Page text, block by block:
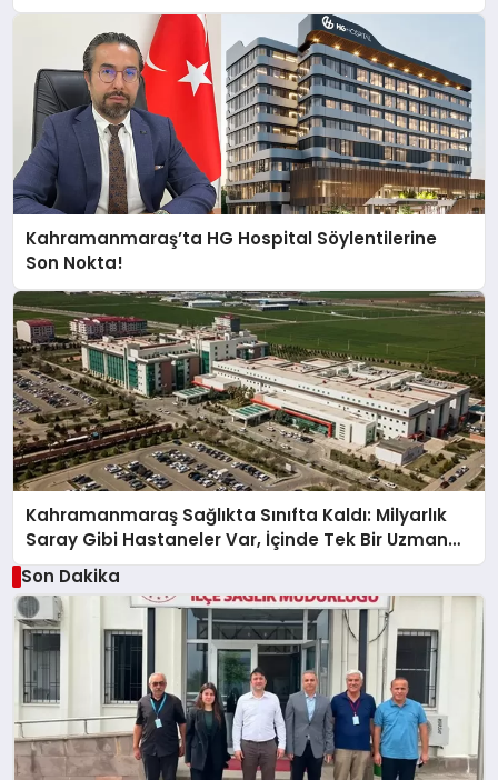
Kahramanmaraş’ta HG Hospital Söylentilerine
Son Nokta!
Kahramanmaraş Sağlıkta Sınıfta Kaldı: Milyarlık
Saray Gibi Hastaneler Var, İçinde Tek Bir Uzman
Doktor Yok!
Son Dakika